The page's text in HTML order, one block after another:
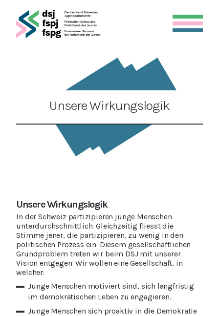
Unsere Wirkungslogik
Unsere Wirkungslogik
In der Schweiz partizipieren junge Menschen
unterdurchschnittlich. Gleichzeitig fliesst die
Stimme jener, die partizipieren, zu wenig in den
politischen Prozess ein. Diesem gesellschaftlichen
Grundproblem treten wir beim DSJ mit unserer
Vision entgegen. Wir wollen eine Gesellschaft, in
welcher:
Junge Menschen motiviert sind, sich langfristig
im demokratischen Leben zu engagieren.
Junge Menschen sich proaktiv in die Demokratie